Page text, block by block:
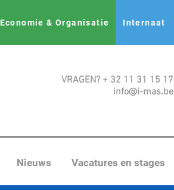
Economie & Organisatie Internaat
VRAGEN? + 32 11 31 15 17
info@i-mas.be
Nieuws Vacatures en stages